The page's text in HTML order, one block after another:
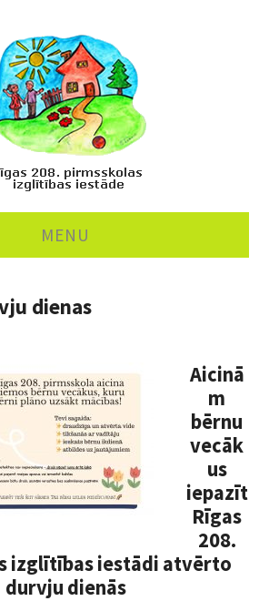
MENU
dienas
Aicinā
m
bērnu
vecāk
us
iepazīt
Rīgas
208.
izglītības iestādi atvērto
durvju dienās